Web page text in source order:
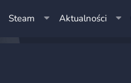
Steam Aktualności